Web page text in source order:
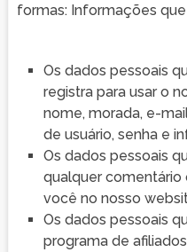
formas: Informações
Os dados pessoais
registra para usar o
nome, morada, e-
de usuário, senha e
Os dados pessoais
qualquer comentário
você no nosso
Os dados pessoais
programa de